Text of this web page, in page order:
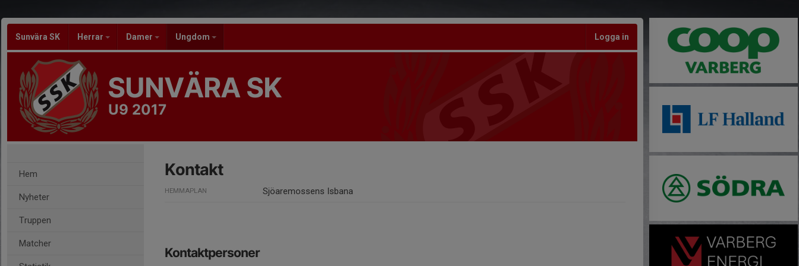
Sunvära SK Herrar Damer Ungdom Logga in
SUNVÄRA SK
U9 2017
Hem
Nyheter
Truppen
Matcher
Kontakt
HEMMAPLAN Sjöaremossens Isbana
Kontaktpersoner